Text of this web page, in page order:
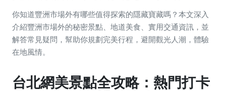
你知道豐洲市場外有哪些值得探索的隱藏寶藏嗎？本文深入
介紹豐洲市場外的秘密景點、地道美食、實用交通資訊，並
解答常見疑問，幫助你規劃完美行程，避開觀光人潮，體驗
在地風情。
台北網美景點全攻略：熱門打卡